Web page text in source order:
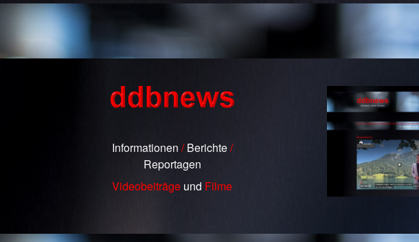
Informationen /Berichte/
Reportagen
Videobeiträge und Filme